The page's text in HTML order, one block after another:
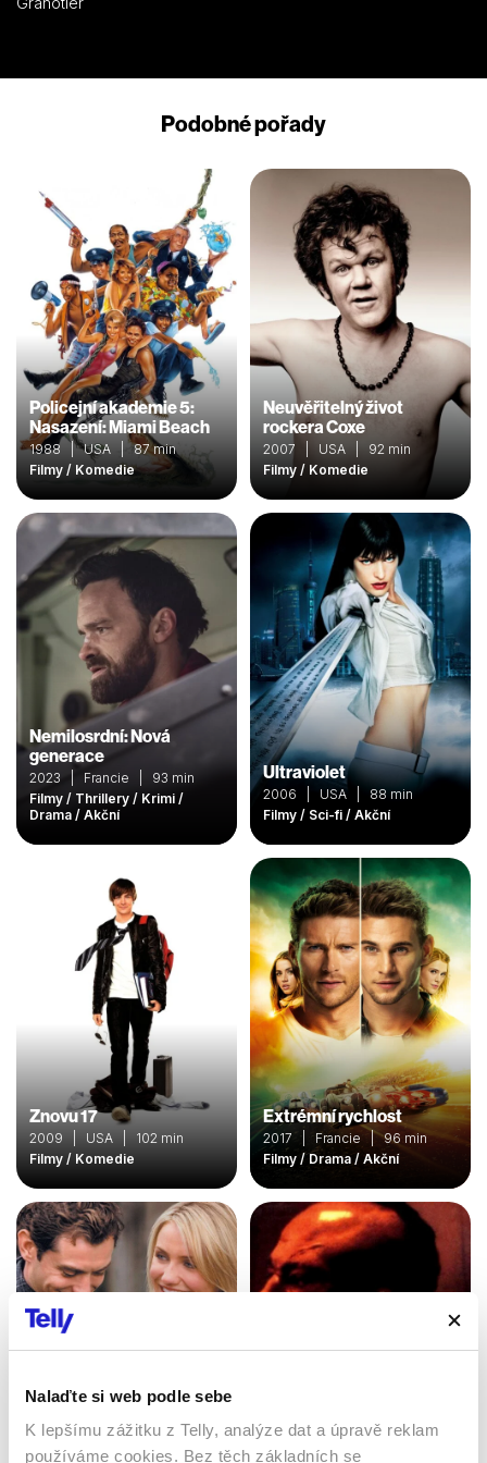
Nalaďte si web podle sebe
K lepšímu zážitku z Telly, analýze dat a úpravě reklam
používáme cookies. Bez těch základních se
Podobné pořady
Policejní akademie 5:
Nasazení: Miami Beach
1988 | USA | 87 min
Filmy / Komedie
Neuvěřitelný život
rockera Coxe
2007 | USA | 92 min
Filmy / Komedie
Nemilosrdní: Nová
generace
2023 | Francie | 93 min
Filmy / Thrillery / Krimi /
Drama / Akční
Ultraviolet
2006 | USA | 88 min
Filmy / Sci-fi / Akční
Znovu 17
2009 | USA | 102 min
Filmy / Komedie
Extrémní rychlost
2017 | Francie | 96 min
Filmy / Drama / Akční
Kickboxer 4: Agresor